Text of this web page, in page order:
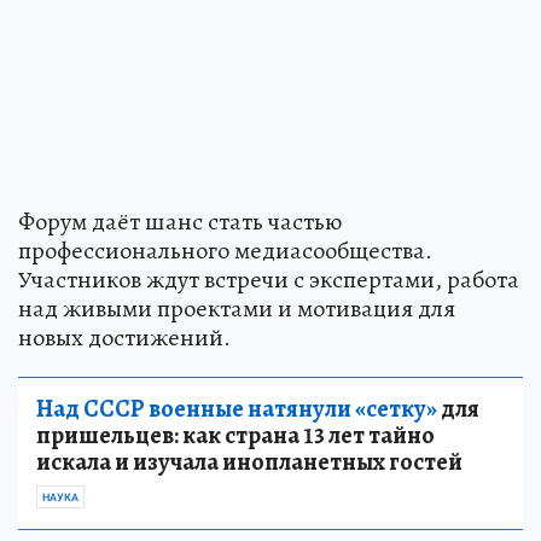
Форум даёт шанс стать частью
профессионального медиасообщества.
Участников ждут встречи с экспертами, работа
над живыми проектами и мотивация для
новых достижений.
Над СССР военные натянули «сетку»для
пришельцев: как страна 13 лет тайно
искала и изучала инопланетных гостей